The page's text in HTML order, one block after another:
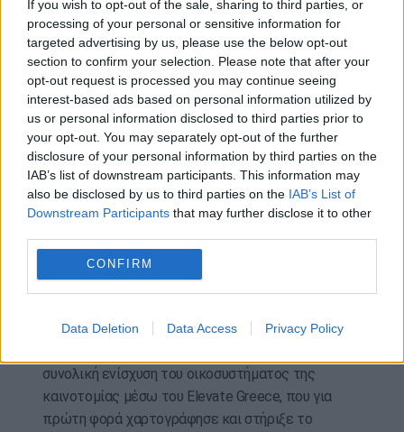
If you wish to opt-out of the sale, sharing to third parties, or
processing of your personal or sensitive information for
targeted advertising by us, please use the below opt-out
section to confirm your selection. Please note that after your
opt-out request is processed you may continue seeing
interest-based ads based on personal information utilized by
us or personal information disclosed to third parties prior to
your opt-out. You may separately opt-out of the further
disclosure of your personal information by third parties on the
IAB’s list of downstream participants. This information may
also be disclosed by us to third parties on the IAB’s List of
Downstream Participants that may further disclose it to other
CONFIRM
Data Deletion Data Access Privacy Policy
Το μεγάλο στοίχημα, όμως, είναι η κλιμάκωση.
* Θέλουμε να δημιουργούνται από τα ερευνητικά
εργαστήρια νέες εταιρείες τεχνολογίας, spin-offs
και startups που θα μπορούν να σταθούν
ανταγωνιστικά στις διεθνείς αγορές.
* Θέλουμε οι νέοι επιστήμονες να μη βλέπουν το
εξωτερικό ως μονόδρομο αλλά να επιχειρούν
εδώ, να δημιουργούν προστιθέμενη αξία εδώ, να
ονειρεύονται εδώ και να παράγουν στον τόπο μας,
για τον τόπο μας.
Στο πλαίσιο αυτό εντάσσονται πρωτοβουλίες
υπερυπολογιστή «Δαίδαλο», ο νέος
συνολική ενίσχυση του οικοσυστήματος της
καινοτομίας μέσω του Elevate Greece, που για
πρώτη φορά χαρτογράφησε και στήριξε το